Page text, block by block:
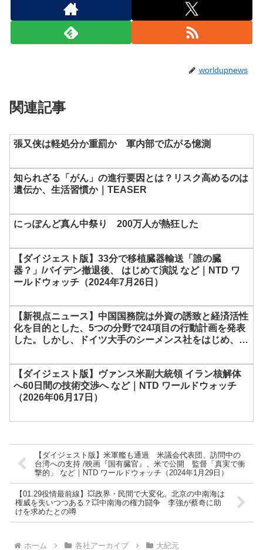
worldupnews
関連記事
張又侠は軽処分か重罰か 軍内部で広がる憶測
知られざる「がん」の進行要因とは？リスク高めるのは
遺伝か、生活習慣か｜TEASER
にっぽんど真ん中祭り 200万人が熱狂した
【ダイジェスト版】33分で移植臓器輸送「誰の臓
器？」/バイデン撤退後、 はじめて演説 など｜NTD ワ
ールドウォッチ（2024年7月26日）
【新視点ニュース】中国国務院は外資の誘致と経済活性
化を目的とした、5つの分野で24項目の行動計画を発表
した。しかし、ドイツ大手のシーメンス社をはじめ、外
【ダイジェスト版】ヴァンス米副大統領 イラン核解体
へ60日間の技術交渉へ など｜NTD ワールドウォッチ
（2026年06月17日）
【ダイジェスト版】米軍艦も通過 米議会代表団、訪問中の
台湾への支持 /映画『国有臓官』、米で公開 監督「真実で衝
撃的」 など｜NTD ワールドウォッチ（2024年1月29日）
【01.29役情最前線】💥政界・民間で大変化。北京の中南海は
権威を失いつつある？💥中南海の権力闘争 李強が蔡奇に助
けを求めたとの噂
ホーム 各社アーカイブ 大紀元